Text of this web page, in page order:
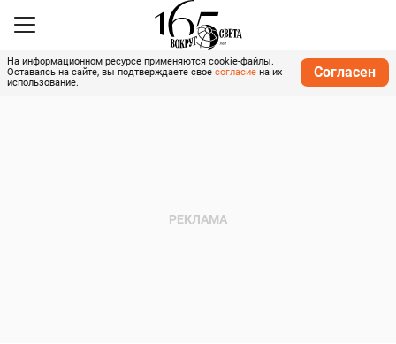
На информационном ресурсе применяются cookie-файлы.
Оставаясь на сайте, вы подтверждаете свое согласие на их
использование.
Согласен